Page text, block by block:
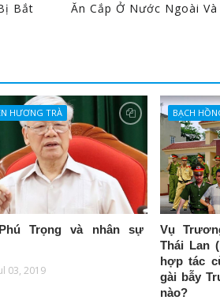
Bắt
Ăn Cắp Ở Nước Ngoài
HƯƠNG TRÀ
Trọng và nhân sự
03, 2019
BẠCH
Vụ
Thái Lan
hợp tác
gài bẫy
nào?